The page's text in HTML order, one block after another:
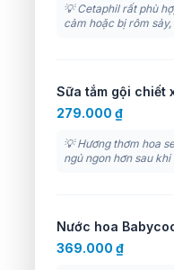
💡 Cetaphil rất phù
cảm hoặc bị rôm
Sữa tắm gội chiết
279.000 ₫
💡 Hương thơm hoa
ngủ ngon hơn sau khi
Nước hoa
369.000 ₫